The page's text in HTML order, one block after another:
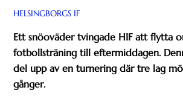
HELSINGBORGS IF
Ett snöoväder tvingade HIF att flytta
fotbollsträning till eftermiddagen.
del upp av en turnering där tre lag
gånger.